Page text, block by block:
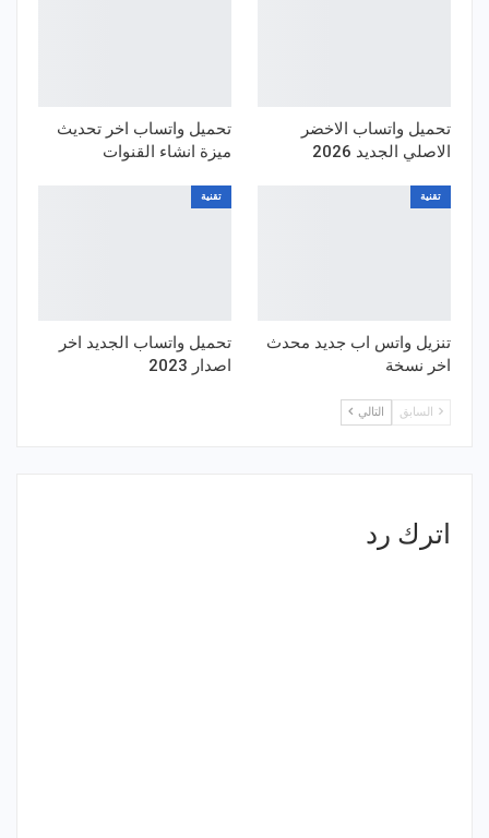
تحميل واتساب الاخضر
الاصلي الجديد 2026
تحميل واتساب اخر تحديث
ميزة انشاء القنوات
تقنية
تنزيل واتس اب جديد محدث
اخر نسخة
تقنية
تحميل واتساب الجديد اخر
اصدار 2023
السابق التالي
اترك رد